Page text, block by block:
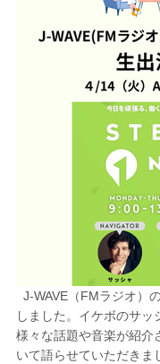
J-WAVE（FMラジオ）
しました。イケボのサッ
様々な話題や音楽が紹介
いて語らせていただきま